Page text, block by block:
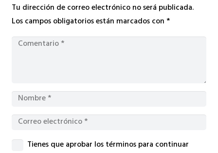
Tu dirección de correo electrónico no será publicada.
Los campos obligatorios están marcados con*
Tienes que aprobar los términos para continuar